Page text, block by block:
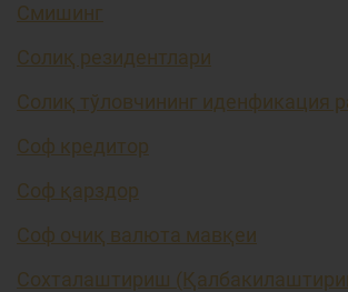
Смишинг
Солиқ резидентлари
Солиқ тўловчининг иденфикация
Соф кредитор
Соф қарздор
Соф очиқ валюта мавқеи
Сохталаштириш